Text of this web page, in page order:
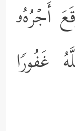
أَجۡرُهُۥ
غَفُورࣰا